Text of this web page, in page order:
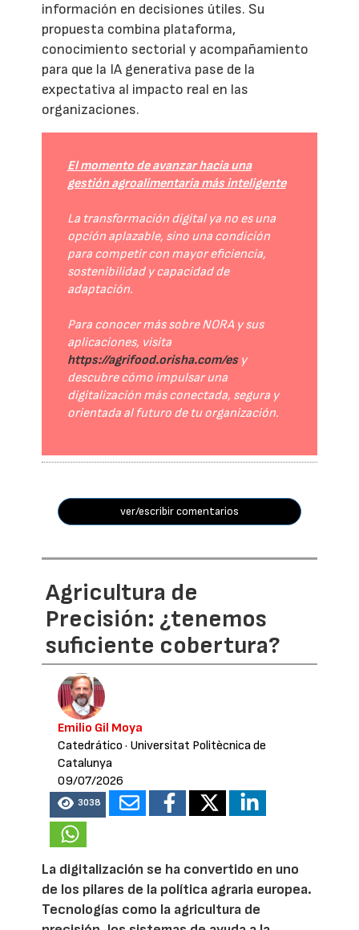
información en decisiones útiles. Su
propuesta combina plataforma,
conocimiento sectorial y acompañamiento
para que la IA generativa pase de la
expectativa al impacto real en las
organizaciones.
El momento de avanzar hacia una
gestión agroalimentaria más inteligente
La transformación digital ya no es una
opción aplazable, sino una condición
para competir con mayor eficiencia,
sostenibilidad y capacidad de
adaptación.
Para conocer más sobre NORA y sus
aplicaciones, visita
https://agrifood.orisha.com/esy
descubre cómo impulsar una
digitalización más conectada, segura y
orientada al futuro de tu organización.
ver/escribir comentarios
Agricultura de
Precisión: ¿tenemos
suficiente cobertura?
Emilio Gil Moya
Catedrático · Universitat Politècnica de
Catalunya
09/07/2026
3038
La digitalización se ha convertido en uno
de los pilares de la política agraria europea.
Tecnologías como la agricultura de